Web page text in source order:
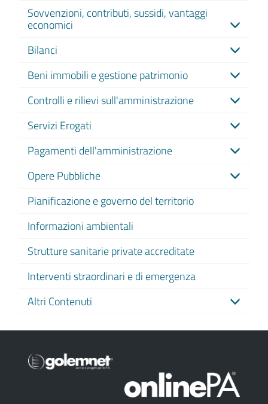
Sovvenzioni, contributi, sussidi, vantaggi
economici
Bilanci
Beni immobili e gestione patrimonio
Controlli e rilievi sull'amministrazione
Servizi Erogati
Pagamenti dell'amministrazione
Opere Pubbliche
Pianificazione e governo del territorio
Informazioni ambientali
Strutture sanitarie private accreditate
Interventi straordinari e di emergenza
Altri Contenuti